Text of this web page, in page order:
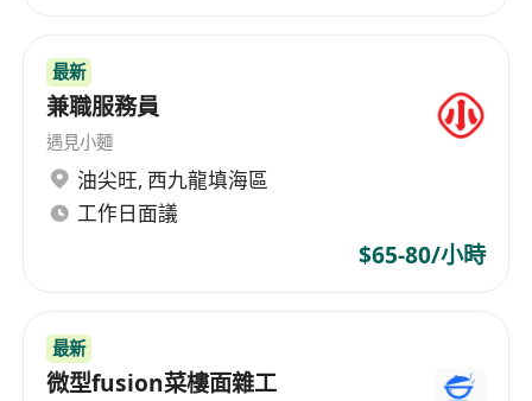
最新
兼職服務員
遇見小麵
油尖旺, 西九龍填海區
工作日面議
$65-80/小時
最新
微型fusion菜樓面雜工